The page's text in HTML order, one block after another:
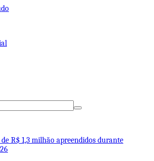
R$ 1,3 milhão apreendidos durante